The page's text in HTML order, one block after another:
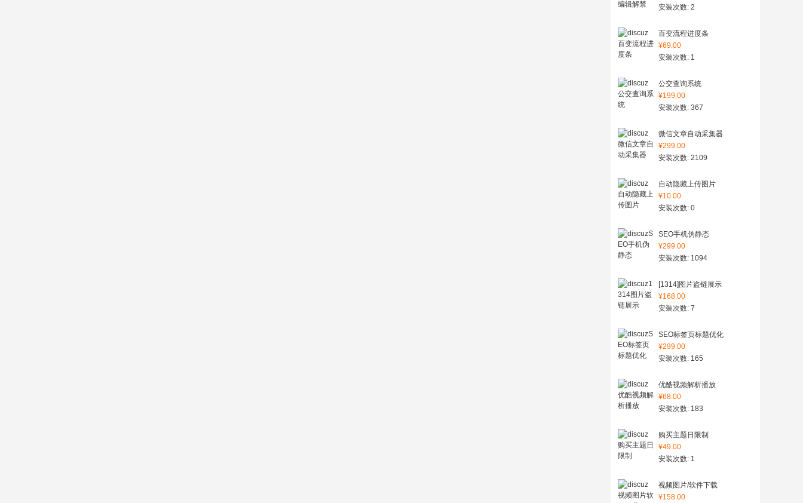
安装次数: 2
百变流程进度条
¥69.00
安装次数: 1
公交查询系统
¥199.00
安装次数: 367
微信文章自动采集器
¥299.00
安装次数: 2109
自动隐藏上传图片
¥10.00
安装次数: 0
SEO手机伪静态
¥299.00
安装次数: 1094
[1314]图片盗链展示
¥168.00
安装次数: 7
SEO标签页标题优化
¥299.00
安装次数: 165
优酷视频解析播放
¥68.00
安装次数: 183
购买主题日限制
¥49.00
安装次数: 1
视频图片/软件下载
¥158.00